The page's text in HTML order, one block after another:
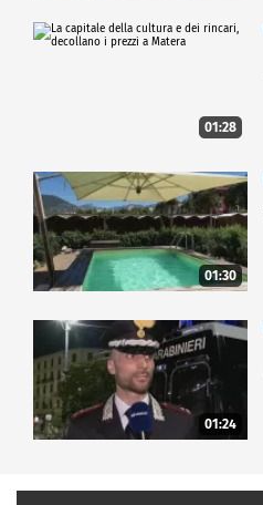
01:28
01:30
01:24